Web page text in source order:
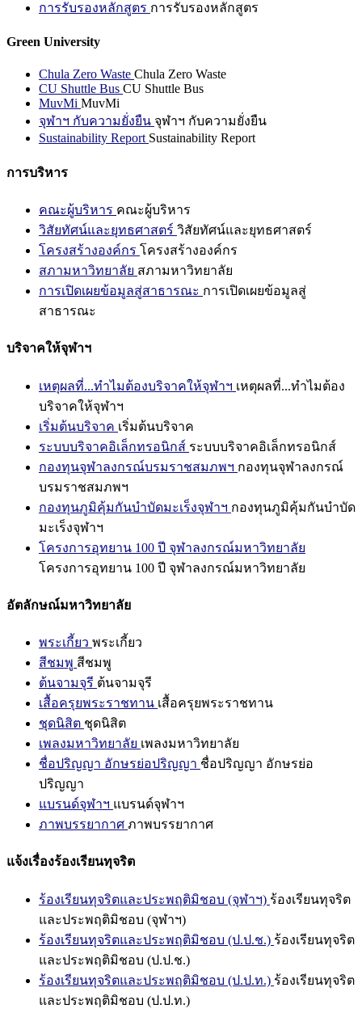
การรับรองหลักสูตร การรับรองหลักสูตร
Green University
Chula Zero Waste Chula Zero Waste
CU Shuttle Bus CU Shuttle Bus
MuvMi MuvMi
จุฬาฯ กับความยั่งยืน จุฬาฯ กับความยั่งยืน
Sustainability Report Sustainability Report
การบริหาร
คณะผู้บริหาร คณะผู้บริหาร
วิสัยทัศน์และยุทธศาสตร์ วิสัยทัศน์และยุทธศาสตร์
โครงสร้างองค์กร โครงสร้างองค์กร
สภามหาวิทยาลัย สภามหาวิทยาลัย
การเปิดเผยข้อมูลสู่สาธารณะ การเปิดเผยข้อมูลสู่
สาธารณะ
บริจาคให้จุฬาฯ
เหตุผลที่...ทำไมต้องบริจาคให้จุฬาฯ เหตุผลที่...ทำไมต้อง
บริจาคให้จุฬาฯ
เริ่มต้นบริจาค เริ่มต้นบริจาค
ระบบบริจาคอิเล็กทรอนิกส์ ระบบบริจาคอิเล็กทรอนิกส์
กองทุนจุฬาลงกรณ์บรมราชสมภพฯ กองทุนจุฬาลงกรณ์
บรมราชสมภพฯ
กองทุนภูมิคุ้มกันบำบัดมะเร็งจุฬาฯ กองทุนภูมิคุ้มกันบำบัด
มะเร็งจุฬาฯ
โครงการอุทยาน 100 ปี จุฬาลงกรณ์มหาวิทยาลัย
โครงการอุทยาน 100 ปี จุฬาลงกรณ์มหาวิทยาลัย
อัตลักษณ์มหาวิทยาลัย
พระเกี้ยว พระเกี้ยว
สีชมพู สีชมพู
ต้นจามจุรี ต้นจามจุรี
เสื้อครุยพระราชทาน เสื้อครุยพระราชทาน
ชุดนิสิต ชุดนิสิต
เพลงมหาวิทยาลัย เพลงมหาวิทยาลัย
ชื่อปริญญา อักษรย่อปริญญา ชื่อปริญญา อักษรย่อ
ปริญญา
แบรนด์จุฬาฯ แบรนด์จุฬาฯ
ภาพบรรยากาศ ภาพบรรยากาศ
แจ้งเรื่องร้องเรียนทุจริต
ร้องเรียนทุจริตและประพฤติมิชอบ (จุฬาฯ) ร้องเรียนทุจริต
และประพฤติมิชอบ (จุฬาฯ)
ร้องเรียนทุจริตและประพฤติมิชอบ (ป.ป.ช.) ร้องเรียนทุจริต
และประพฤติมิชอบ (ป.ป.ช.)
ร้องเรียนทุจริตและประพฤติมิชอบ (ป.ป.ท.) ร้องเรียนทุจริต
และประพฤติมิชอบ (ป.ป.ท.)